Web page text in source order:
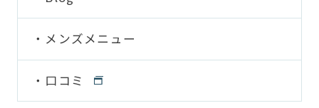
メンズメニュー
口コミ